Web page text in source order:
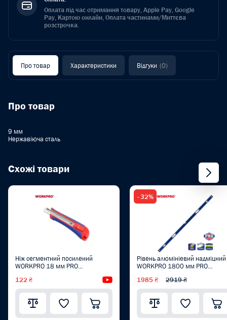
Оплата під час отримання товару, Apple Pay, Google
Pay, Картою онлайн, Оплата частинами/Миттєва
розстрочка.
Про товар Характеристики Відгуки (0)
Про товар
9 мм
Нержавіюча сталь
Схожі товари
Ніж сегментний посилений
WORKPRO 18 мм PRO
122 ₴ Відеоогляд
- 32%
Рівень алюмініевий надміцний
WORKPRO 1800 мм PRO
1985 ₴ 2919 ₴